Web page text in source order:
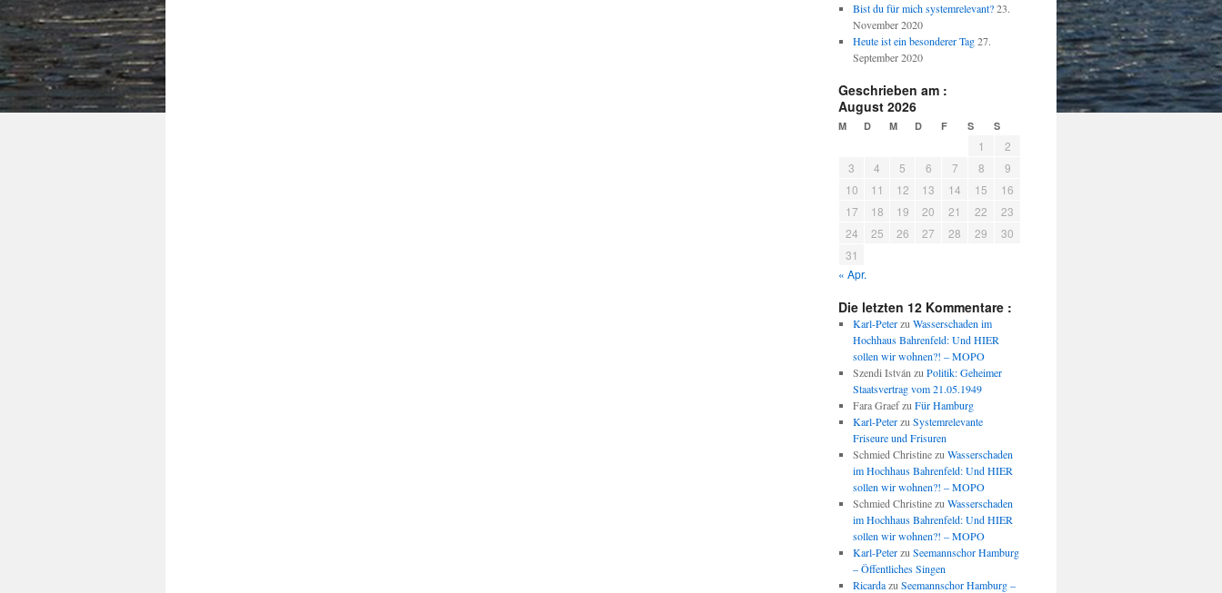
Bist du für mich systemrelevant? 23.
November 2020
Heute ist ein besonderer Tag 27.
September 2020
Geschrieben am :
August 2026
M D M D F S S
1
2
3
4 5 6 7 8
9
10
11 12 13 14 15
16
17
18 19 20 21 22
23
24
25 26 27 28 29
30
31
« Apr.
Die letzten 12 Kommentare :
Karl-Peterzu Wasserschaden im
Hochhaus Bahrenfeld: Und HIER
sollen wir wohnen?! – MOPO
Szendi István zu Politik: Geheimer
Staatsvertrag vom 21.05.1949
Fara Graefzu Für Hamburg
Karl-Peterzu Systemrelevante
Friseure und Frisuren
Schmied Christinezu Wasserschaden
im Hochhaus Bahrenfeld: Und HIER
sollen wir wohnen?! – MOPO
Schmied Christinezu Wasserschaden
im Hochhaus Bahrenfeld: Und HIER
sollen wir wohnen?! – MOPO
Karl-Peterzu Seemannschor Hamburg
– Öffentliches Singen
Ricardazu Seemannschor Hamburg –